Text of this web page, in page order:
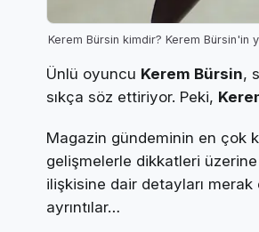
Kerem Bürsin kimdir? Kerem Bürsin'in
Ünlü oyuncu Kerem Bürsin,
sıkça söz ettiriyor. Peki,
Magazin gündeminin en çok
gelişmelerle dikkatleri
ilişkisine dair detayları
ayrıntılar…